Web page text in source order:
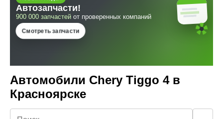
Автомобили Chery Tiggo 4 в
Красноярске